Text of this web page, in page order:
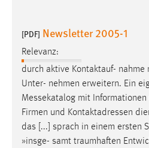
[PDF] Newsletter 2005-1
Relevanz:
durch aktive Kontaktauf- nahme
Unter- nehmen erweitern. Ein
Messekatalog mit
Firmen und Kontaktadressen
das [...] sprach in einem ersten
»insge- samt traumhaften